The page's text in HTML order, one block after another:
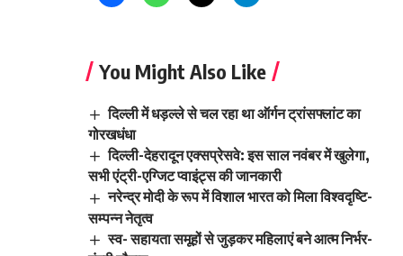
You Might Also Like
दिल्ली में धड़ल्ले से चल रहा था ऑर्गन ट्रांसफ्लांट का
गोरखधंधा
दिल्ली-देहरादून एक्सप्रेसवे: इस साल नवंबर में खुलेगा,
सभी एंट्री-एग्जिट प्वाइंट्स की जानकारी
नरेन्द्र मोदी के रूप में विशाल भारत को मिला विश्वदृष्टि-
सम्पन्न नेतृत्व
स्व- सहायता समूहों से जुड़कर महिलाएं बने आत्म निर्भर-